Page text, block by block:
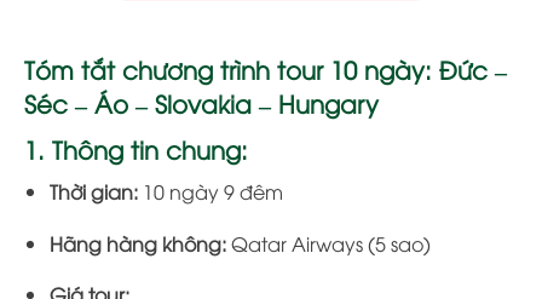
Tóm tắt chương trình tour 10 ngày: Đức –
Séc – Áo – Slovakia – Hungary
1. Thông tin chung:
Thời gian:10 ngày 9 đêm
Hãng hàng không:Qatar Airways (5 sao)